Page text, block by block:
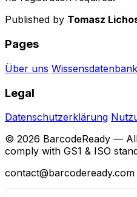
Published by Tomasz
Pages
Über uns Wissensdatenbank
Legal
Datenschutzerklärung
© 2026 BarcodeReady —
comply with GS1 & ISO
contact@barcodeready.com